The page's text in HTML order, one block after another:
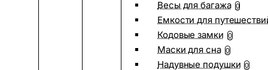
Весы для багажа 0
Емкости для
Кодовые замки 0
Маски для сна 0
Надувные подушки 0